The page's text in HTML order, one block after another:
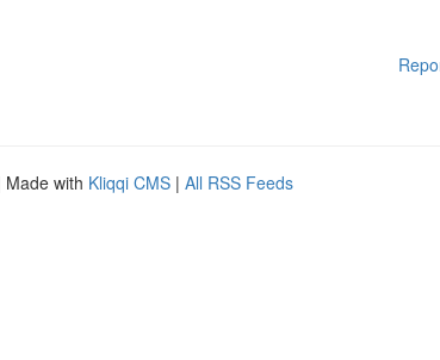
Made with Kliqqi CMS | All RSS Feeds